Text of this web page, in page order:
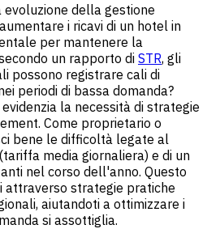
della gestione
i ricavi di un hotel in
per mantenere la
un rapporto di STR, gli
possono registrare cali di
periodi di bassa domanda?
la necessità di strategie
Come proprietario o
bene le difficoltà legate al
media giornaliera) e di un
nel corso dell'anno. Questo
attraverso strategie pratiche
aiutandoti a ottimizzare i
si assottiglia.